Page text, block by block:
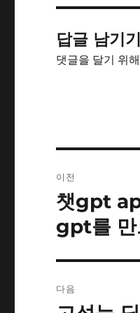
답글 남기기
댓글을 달기 위
내
비
이
이전
이
글:
챗gpt
gpt를 만
다음
다